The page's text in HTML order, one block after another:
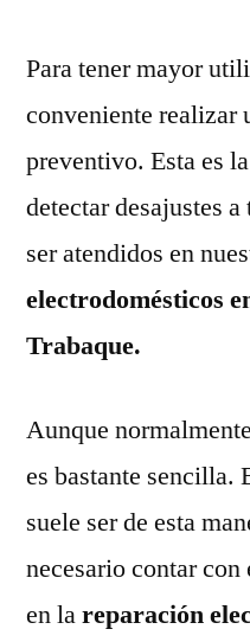
Para tener mayor
conveniente realizar
preventivo. Esta es
detectar desajustes
ser atendidos en
electrodomésticos
Trabaque.
Aunque
es bastante sencilla.
suele ser de esta
necesario contar
en lareparación